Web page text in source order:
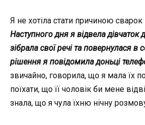
Я не хотіла стати причиною
Наступного дня я відвела дівчаток
зібрала свої речі та повернулася в
рішення я повідомила доньці
звичайно, говорила, що я мала їх
поїхати, що її чоловік би мене
знала, що я чула їхню нічну